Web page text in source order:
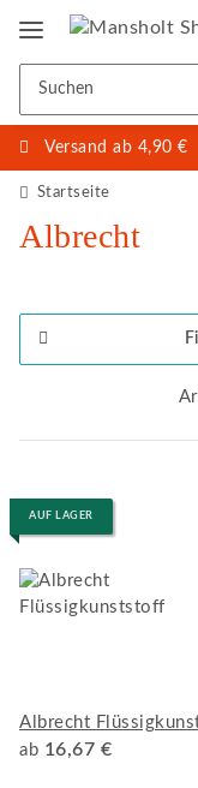
Versand ab 4,90 €
Startseite
Albrecht
AUF LAGER
Albrecht
ab 16,67 €